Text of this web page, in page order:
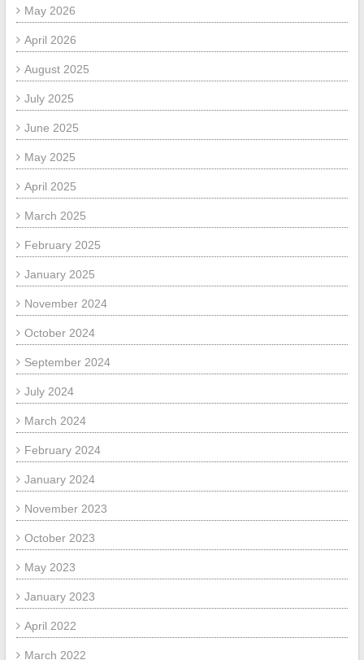
May 2026
April 2026
August 2025
July 2025
June 2025
May 2025
April 2025
March 2025
February 2025
January 2025
November 2024
October 2024
September 2024
July 2024
March 2024
February 2024
January 2024
November 2023
October 2023
May 2023
January 2023
April 2022
March 2022